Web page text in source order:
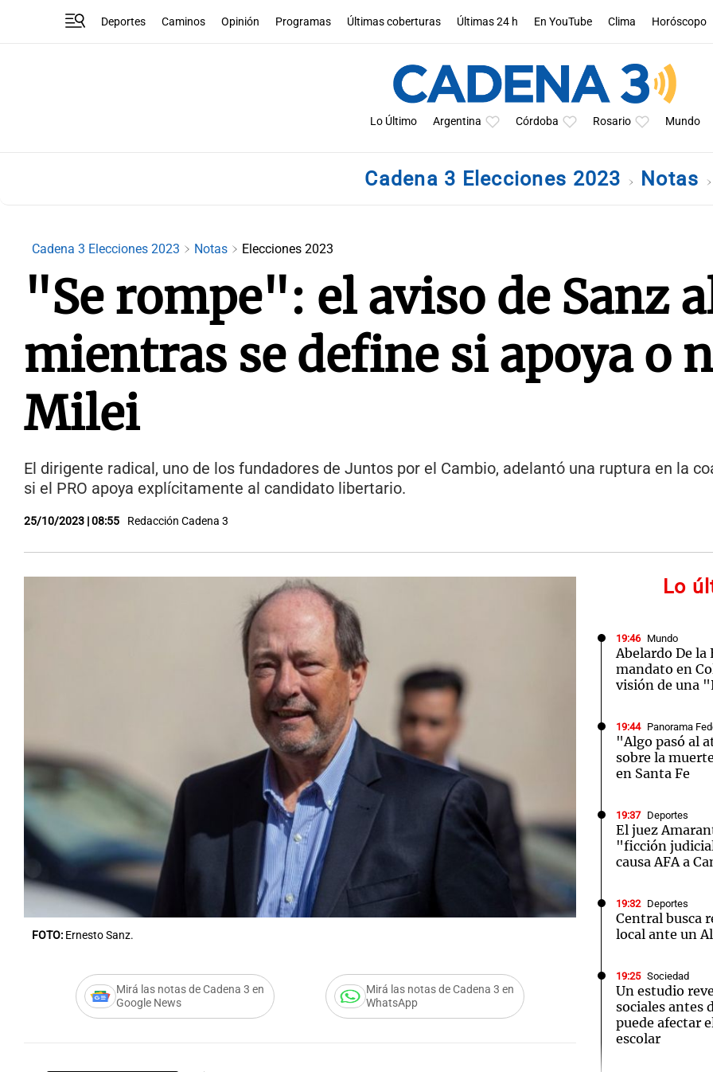
Deportes Caminos Opinión Programas Últimas coberturas Últimas 24 h En YouTube Clima Horóscopo
Lo Último Argentina Córdoba Rosario Mundo
Cadena 3 Elecciones 2023 Notas
Cadena 3 Elecciones 2023 Notas Elecciones 2023
"Se rompe": el aviso de Sanz
mientras se define si apoya o
Milei
El dirigente radical, uno de los fundadores de Juntos por el Cambio, adelantó una ruptura en la
si el PRO apoya explícitamente al candidato libertario.
25/10/2023 | 08:55 Redacción Cadena 3
FOTO: Ernesto Sanz.
Mirá las notas de Cadena 3 en
Google News
Mirá las notas de Cadena 3 en
WhatsApp
Lo
19:46 Mundo
Abelardo De la
mandato en
visión de una
19:44 Panorama
"Algo pasó al
sobre la
en Santa Fe
19:37 Deportes
El juez
"ficción
causa AFA a
19:32 Deportes
Central busca
local ante un
19:25 Sociedad
Un estudio
sociales antes
puede afectar
escolar
Notas
Mundial 2026
Notas
La Sole en Cadena 3
Notas
El huracán de Arequito Cadena 3